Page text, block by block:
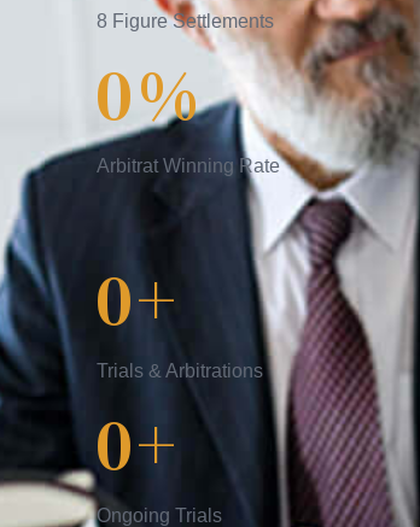
8 Figure Settlements
0%
Arbitrat Winning Rate
0+
Trials & Arbitrations
0+
Ongoing Trials